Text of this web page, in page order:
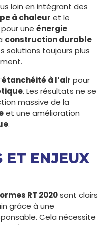
loin en intégrant des
à chaleur et le
pour une énergie
construction durable
solutions toujours plus
étanchéité à l’air pour
. Les résultats ne se
massive de la
et une amélioration
.
ET ENJEUX
RT 2020sont clairs
grâce à une
Cela nécessite